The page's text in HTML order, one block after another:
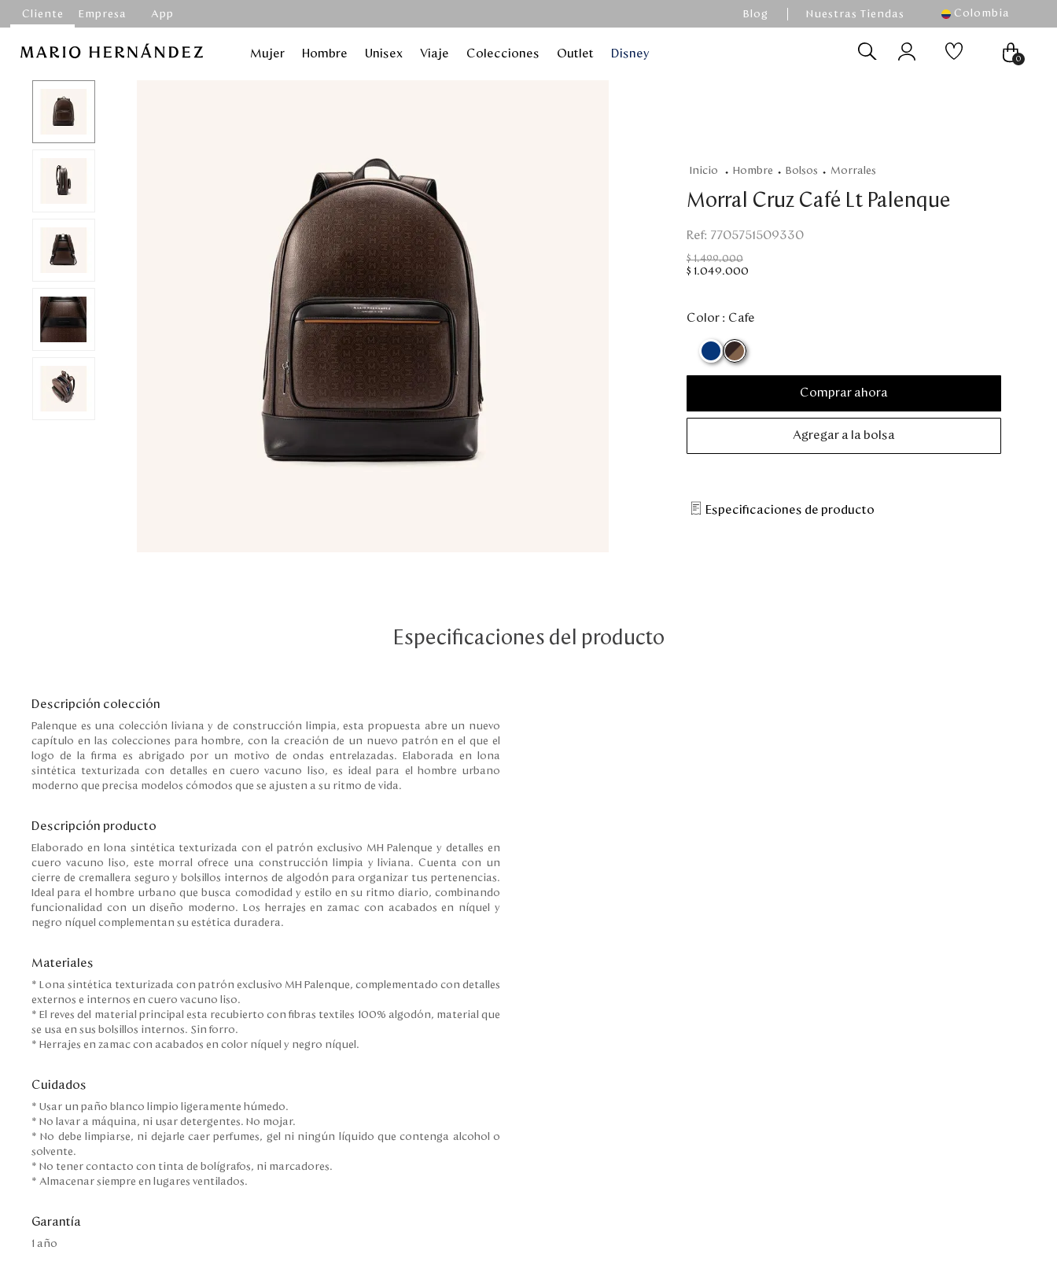
Cliente Empresa App Blog Nuestras Tiendas Colombia
Mujer Hombre Unisex Viaje Colecciones Outlet Disney 0
hombre bolsos morrales
Morral Cruz Café Lt Palenque
: 7705751509330
$ 1.499.000
$ 1 .049.000
Color : Cafe
Comprar ahora
Agregar a la bolsa
Especificaciones de producto
Especificaciones del producto
Descripción colección
Palenque es una colección liviana y de construcción limpia, esta propuesta abre un nuevo
capítulo en las colecciones para hombre, con la creación de un nuevo patrón en el que el
logo de la firma es abrigado por un motivo de ondas entrelazadas. Elaborada en lona
sintética texturizada con detalles en cuero vacuno liso, es ideal para el hombre urbano
moderno que precisa modelos cómodos que se ajusten a su ritmo de vida.
Descripción producto
Elaborado en lona sintética texturizada con el patrón exclusivo MH Palenque y detalles en
cuero vacuno liso, este morral ofrece una construcción limpia y liviana. Cuenta con un
cierre de cremallera seguro y bolsillos internos de algodón para organizar tus pertenencias.
Ideal para el hombre urbano que busca comodidad y estilo en su ritmo diario, combinando
funcionalidad con un diseño moderno. Los herrajes en zamac con acabados en níquel y
negro níquel complementan su estética duradera.
Materiales
* Lona sintética texturizada con patrón exclusivo MH Palenque, complementado con detalles
externos e internos en cuero vacuno liso.
* El reves del material principal esta recubierto con fibras textiles 100% algodón, material que
se usa en sus bolsillos internos. Sin forro.
* Herrajes en zamac con acabados en color níquel y negro níquel.
Cuidados
* Usar un paño blanco limpio ligeramente húmedo.
* No lavar a máquina, ni usar detergentes. No mojar.
* No debe limpiarse, ni dejarle caer perfumes, gel ni ningún líquido que contenga alcohol o
solvente.
* No tener contacto con tinta de bolígrafos, ni marcadores.
* Almacenar siempre en lugares ventilados.
Garantía
1 año